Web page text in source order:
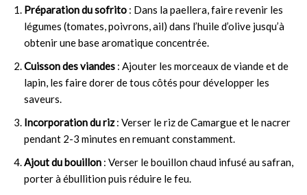
Préparation du sofrito : Dans la paellera, faire revenir les
légumes (tomates, poivrons, ail) dans l’huile d’olive jusqu’à
obtenir une base aromatique concentrée.
Cuisson des viandes : Ajouter les morceaux de viande et de
lapin, les faire dorer de tous côtés pour développer les
saveurs.
Incorporation du riz: Verser le riz de Camargue et le nacrer
pendant 2-3 minutes en remuant constamment.
Ajout du bouillon : Verser le bouillon chaud infusé au safran,
porter à ébullition puis réduire le feu.